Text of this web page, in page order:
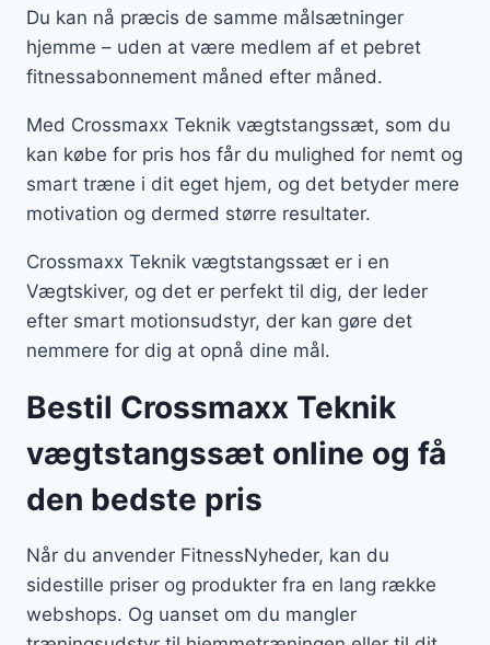
Du kan nå præcis de samme målsætninger
hjemme – uden at være medlem af et pebret
fitnessabonnement måned efter måned.
Med Crossmaxx Teknik vægtstangssæt, som du
kan købe for pris hos får du mulighed for nemt og
smart træne i dit eget hjem, og det betyder mere
motivation og dermed større resultater.
Crossmaxx Teknik vægtstangssæt er i en
Vægtskiver, og det er perfekt til dig, der leder
efter smart motionsudstyr, der kan gøre det
nemmere for dig at opnå dine mål.
Bestil Crossmaxx Teknik
vægtstangssæt online og få
den bedste pris
Når du anvender FitnessNyheder, kan du
sidestille priser og produkter fra en lang række
webshops. Og uanset om du mangler